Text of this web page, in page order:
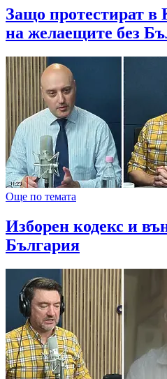
Защо протестират в
на желаещите без
Още по темата
Изборен кодекс и
България